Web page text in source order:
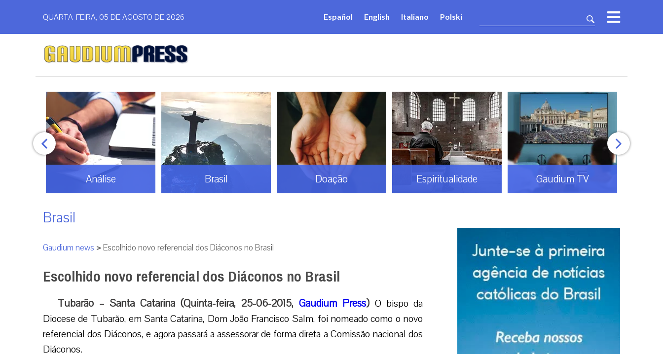
QUARTA-FEIRA, 05 DE AGOSTO DE 2026 Español English Italiano Polski
Análise Brasil Doação Espiritualidade Gaudium TV
Brasil
Gaudium news >Escolhido novo referencial dos Diáconos no Brasil
Escolhido novo referencial dos Diáconos no Brasil
Tubarão – Santa Catarina (Quinta-feira, 25-06-2015, Gaudium Press) O bispo da
Diocese de Tubarão, em Santa Catarina, Dom João Francisco Salm, foi nomeado como o novo
referencial dos Diáconos, e agora passará a assessorar de forma direta a Comissão nacional dos
Diáconos.